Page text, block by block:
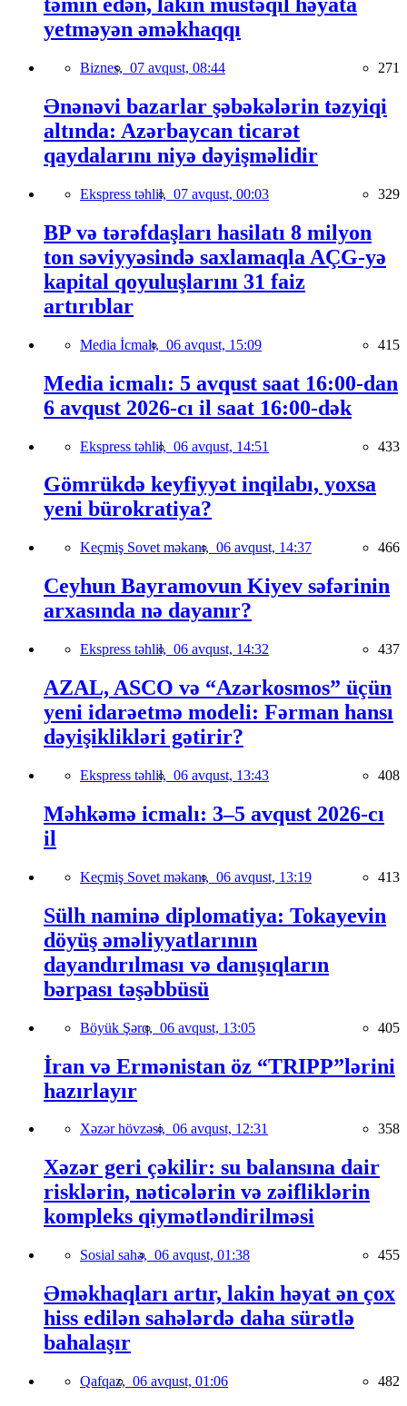
yetməyən əməkhaqqı
Biznes, 07 avqust, 08:44 271
Ənənəvi bazarlar şəbəkələrin təzyiqi
altında: Azərbaycan ticarət
qaydalarını niyə dəyişməlidir
Ekspress təhlil, 07 avqust, 00:03 329
BP və tərəfdaşları hasilatı 8 milyon
ton səviyyəsində saxlamaqla AÇG-yə
kapital qoyuluşlarını 31 faiz
artırıblar
Media İcmalı, 06 avqust, 15:09 415
Media icmalı: 5 avqust saat 16:00-dan
6 avqust 2026-cı il saat 16:00-dək
Ekspress təhlil, 06 avqust, 14:51 433
Gömrükdə keyfiyyət inqilabı, yoxsa
yeni bürokratiya?
Keçmiş Sovet məkanı, 06 avqust, 14:37 466
Ceyhun Bayramovun Kiyev səfərinin
arxasında nə dayanır?
Ekspress təhlil, 06 avqust, 14:32 437
AZAL, ASCO və “Azərkosmos” üçün
yeni idarəetmə modeli: Fərman hansı
dəyişiklikləri gətirir?
Ekspress təhlil, 06 avqust, 13:43 408
Məhkəmə icmalı: 3–5 avqust 2026-cı
il
Keçmiş Sovet məkanı, 06 avqust, 13:19 413
Sülh naminə diplomatiya: Tokayevin
döyüş əməliyyatlarının
dayandırılması və danışıqların
bərpası təşəbbüsü
Böyük Şərq, 06 avqust, 13:05 405
İran və Ermənistan öz “TRIPP”lərini
hazırlayır
Xəzər hövzəsi, 06 avqust, 12:31 358
Xəzər geri çəkilir: su balansına dair
risklərin, nəticələrin və zəifliklərin
kompleks qiymətləndirilməsi
Sosial sahə, 06 avqust, 01:38 455
Əməkhaqları artır, lakin həyat ən çox
hiss edilən sahələrdə daha sürətlə
bahalaşır
Qafqaz, 06 avqust, 01:06 482